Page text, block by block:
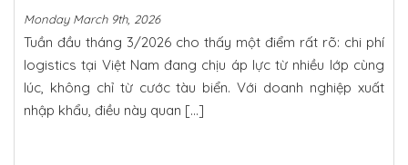
Monday March 9th, 2026
Tuần đầu tháng 3/2026 cho thấy một điểm rất rõ: chi phí
logistics tại Việt Nam đang chịu áp lực từ nhiều lớp cùng
lúc, không chỉ từ cước tàu biển. Với doanh nghiệp xuất
nhập khẩu, điều này quan […]